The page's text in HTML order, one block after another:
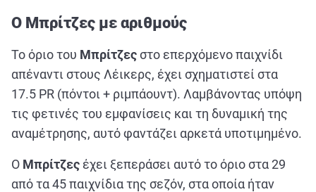
Ο Μπρίτζες με αριθμούς
Το όριο του Μπρίτζεςστο επερχόμενο παιχνίδι
απέναντι στους Λέικερς, έχει σχηματιστεί στα
17.5 PR (πόντοι + ριμπάουντ). Λαμβάνοντας υπόψη
τις φετινές του εμφανίσεις και τη δυναμική της
αναμέτρησης, αυτό φαντάζει αρκετά υποτιμημένο.
Ο Μπρίτζες έχει ξεπεράσει αυτό το όριο στα 29
από τα 45 παιχνίδια της σεζόν, στα οποία ήταν